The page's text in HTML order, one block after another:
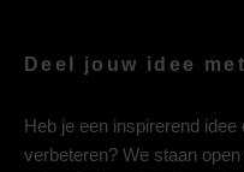
Deel jouw idee
Heb je een inspirerend
verbeteren? We staan